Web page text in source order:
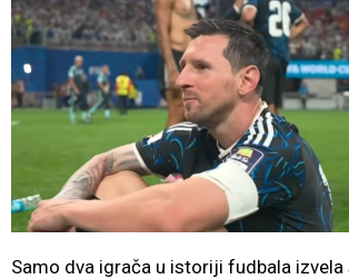
Samo dva igrača u istoriji fudbala izvela